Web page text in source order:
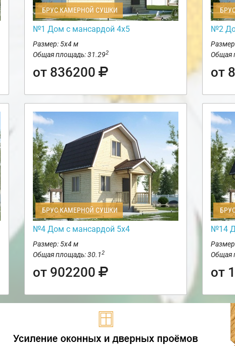
БРУС КАМЕРНОЙ СУШКИ
№1 Дом с мансардой 4х5
Размер: 5х4 м
Общая площадь: 31.292
от 836200
№2
Общая
от
БРУС КАМЕРНОЙ СУШКИ
№4 Дом с мансардой 5х4
Размер: 5х4 м
Общая площадь: 30.12
от 902200
№14
Общая
от